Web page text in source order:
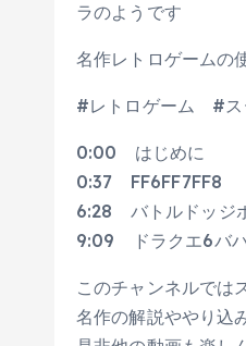
ラのようです
名作レトロゲームの
#レトロゲーム #
0:00 はじめに
0:37 FF6FF7FF8
6:28 バトルドッジ
9:09 ドラクエ6バ
このチャンネルでは
名作の解説ややり込